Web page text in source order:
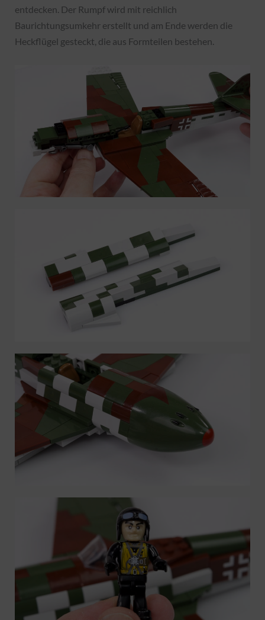
entdecken. Der Rumpf wird mit reichlich
Baurichtungsumkehr erstellt und am Ende werden die
Heckflügel gesteckt, die aus Formteilen bestehen.